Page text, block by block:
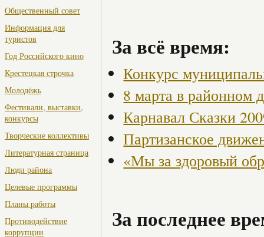
Общественный совет
Информация для
туристов
Год Российского кино
Крестецкая строчка
Молодёжь
Фестивали, выставки,
конкурсы
Творческие коллективы
Литературная страница
Люди района
Целевые программы
Планы работы
Противодействие
коррупции
За всё время:
Конкурс
8 марта в районном
Карнавал Сказки
Партизанское
«Мы за здоровый
За последнее